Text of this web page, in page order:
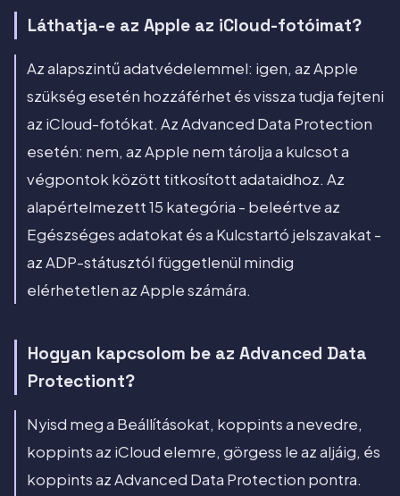
Láthatja-e az Apple az iCloud-fotóimat?
Az alapszintű adatvédelemmel: igen, az Apple
szükség esetén hozzáférhet és vissza tudja fejteni
az iCloud-fotókat. Az Advanced Data Protection
esetén: nem, az Apple nem tárolja a kulcsot a
végpontok között titkosított adataidhoz. Az
alapértelmezett 15 kategória - beleértve az
Egészséges adatokat és a Kulcstartó jelszavakat -
az ADP-státusztól függetlenül mindig
elérhetetlen az Apple számára.
Hogyan kapcsolom be az Advanced Data
Protectiont?
Nyisd meg a Beállításokat, koppints a nevedre,
koppints az iCloud elemre, görgess le az aljáig, és
koppints az Advanced Data Protection pontra.